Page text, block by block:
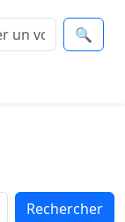
🔍
Rechercher